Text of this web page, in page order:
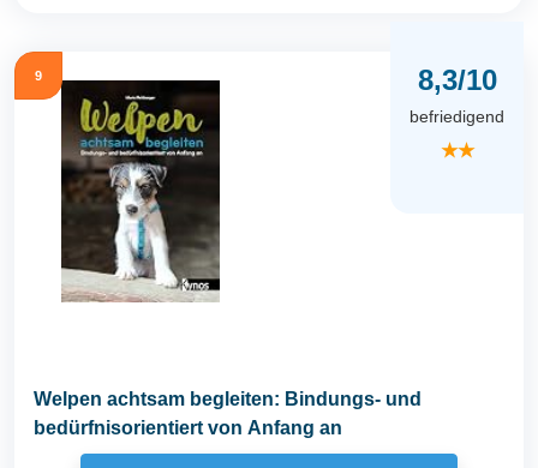
9 8,3/10
befriedigend
★★
Welpen achtsam begleiten: Bindungs- und
bedürfnisorientiert von Anfang an